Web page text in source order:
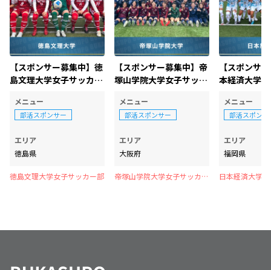
【スポンサー募集中】徳
島文理大学女子サッカー
メニュー
部活スポンサー
エリア
徳島県
徳島文理大学女子サッカー部
【スポンサー募集中】帝
塚山学院大学女子サッカ
メニュー
部活スポンサー
エリア
大阪府
帝塚山学院大学女子サッカー
【スポンサ
本経済大学
メニュー
部活スポンサ
エリア
福岡県
日本経済大学